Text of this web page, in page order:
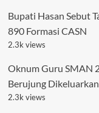
Bupati Hasan Sebut
890 Formasi CASN
2.3k views
Oknum Guru SMAN
Berujung
2.3k views